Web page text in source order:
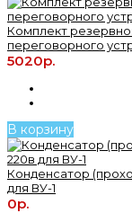
Комплект
переговорного
5020р.
В корзину
Конденсатор
для ВУ-1
0р.